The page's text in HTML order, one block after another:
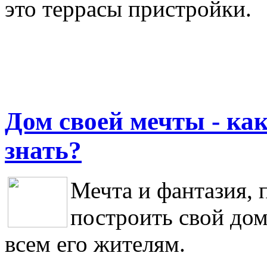
это террасы пристройки.
Дом своей мечты -
знать?
Мечта и фантазия,
построить свой
всем его жителям.